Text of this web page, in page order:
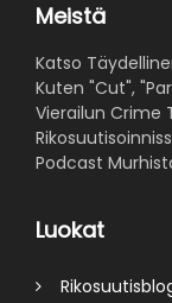
Meistä
Katso
Kuten "Cut",
Vierailun Crime
Podcast
Luokat